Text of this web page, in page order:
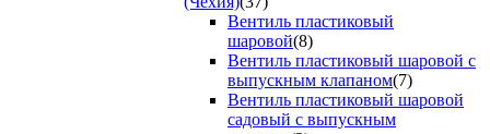
Вентиль пластиковый
шаровой(8)
Вентиль пластиковый шаровой с
выпускным клапаном(7)
Вентиль пластиковый шаровой
садовый с выпускным